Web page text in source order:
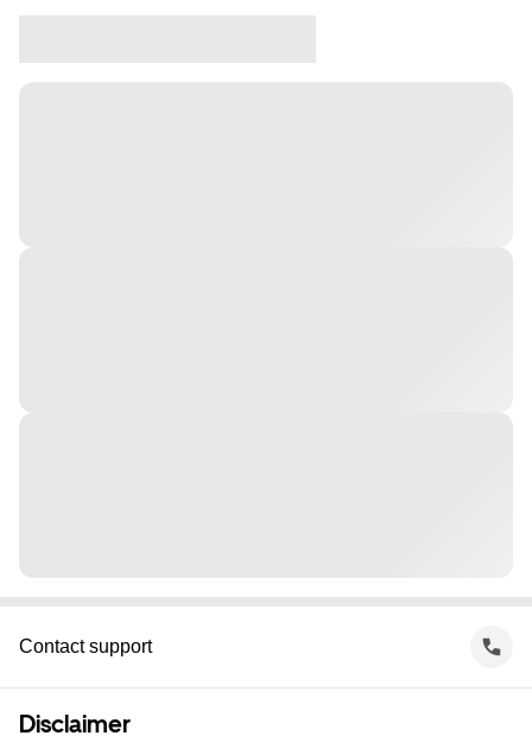
Contact support
Disclaimer